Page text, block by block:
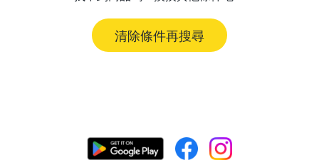
清除條件再搜尋